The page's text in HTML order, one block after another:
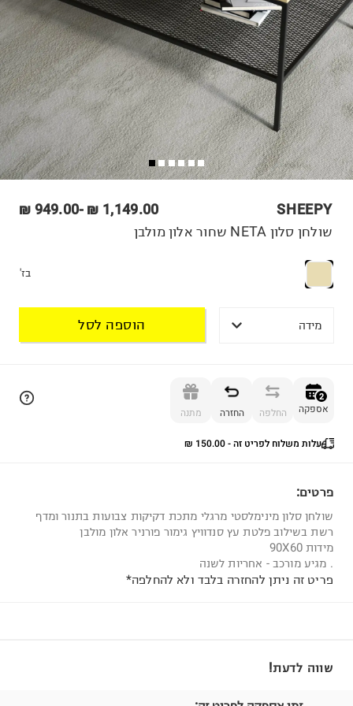
SHEEPY
1,149.00 ₪
-
949.00 ₪
שולחן סלון NETA שחור אלון מולבן
בז'
מידה הוספה לסל
2
אספקה החלפה החזרה מתנה
עלות משלוח לפריט זה - ⁦₪ 150.00⁩
פרטים:
שולחן סלון מינימלסטי מרגלי מתכת דקיקות צבועות בתנור ומדף
רשת בשילוב פלטת עץ סנדוויץ גימור פורניר אלון מולבן
מידות 90X60
. מגיע מורכב - אחריות לשנה
פריט זה ניתן להחזרה בלבד ולא להחלפה*
שווה לדעת!